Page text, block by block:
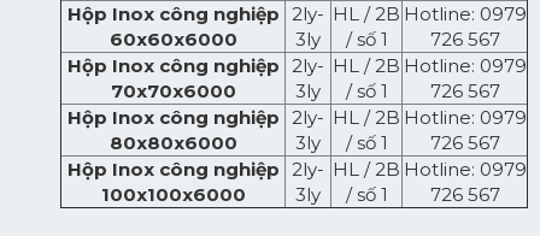
Hộp Inox công nghiệp
60x60x6000
2ly-
3ly
HL / 2B
/ số 1
Hotline: 0979
726 567
Hộp Inox công nghiệp
70x70x6000
2ly-
3ly
HL / 2B
/ số 1
Hotline: 0979
726 567
Hộp Inox công nghiệp
80x80x6000
2ly-
3ly
HL / 2B
/ số 1
Hotline: 0979
726 567
Hộp Inox công nghiệp
100x100x6000
2ly-
3ly
HL / 2B
/ số 1
Hotline: 0979
726 567